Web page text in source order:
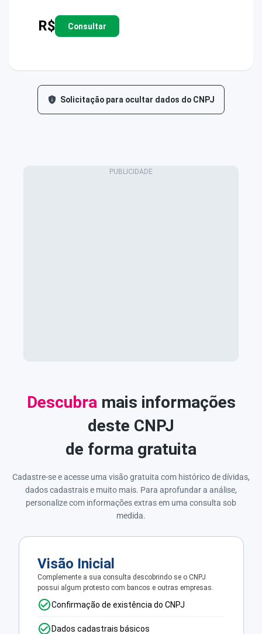
R$ Consultar
Solicitação para ocultar dados do CNPJ
Descubramais informações
deste CNPJ
de forma gratuita
Cadastre-se e acesse uma visão gratuita com histórico de dívidas,
dados cadastrais e muito mais. Para aprofundar a análise,
personalize com informações extras em uma consulta sob
medida.
Visão Inicial
Complemente a sua consulta descobrindo se o CNPJ
possui algum protesto com bancos e outras empresas.
Confirmação de existência do CNPJ
Dados cadastrais básicos